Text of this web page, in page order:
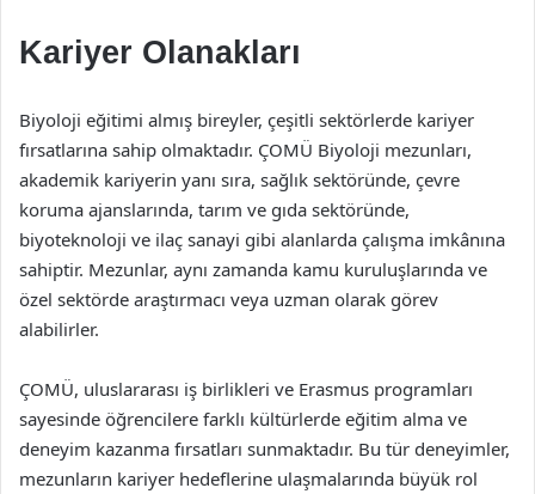
Kariyer Olanakları
Biyoloji eğitimi almış bireyler, çeşitli sektörlerde kariyer
fırsatlarına sahip olmaktadır. ÇOMÜ Biyoloji mezunları,
akademik kariyerin yanı sıra, sağlık sektöründe, çevre
koruma ajanslarında, tarım ve gıda sektöründe,
biyoteknoloji ve ilaç sanayi gibi alanlarda çalışma imkânına
sahiptir. Mezunlar, aynı zamanda kamu kuruluşlarında ve
özel sektörde araştırmacı veya uzman olarak görev
alabilirler.
ÇOMÜ, uluslararası iş birlikleri ve Erasmus programları
sayesinde öğrencilere farklı kültürlerde eğitim alma ve
deneyim kazanma fırsatları sunmaktadır. Bu tür deneyimler,
mezunların kariyer hedeflerine ulaşmalarında büyük rol